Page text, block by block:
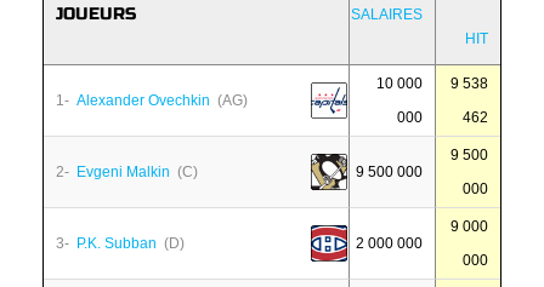
JOUEURS SALAIRES
HIT
1- Alexander Ovechkin (AG)
10 000
000
9 538
462
2- Evgeni Malkin (C) 9 500 000
9 500
000
3- P.K. Subban (D) 2 000 000
9 000
000